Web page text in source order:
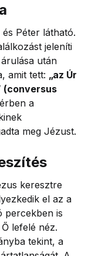
Péter látható.
jeleníti
után
amit tett: „az Úr
(conversus
a
meg Jézust.
keresztre
el az a
percekben is
lefelé néz.
tekint, a